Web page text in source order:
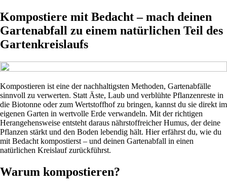
Kompostiere mit Bedacht – mach deinen
Gartenabfall zu einem natürlichen Teil des
Gartenkreislaufs
Kompostieren ist eine der nachhaltigsten Methoden, Gartenabfälle
sinnvoll zu verwerten. Statt Äste, Laub und verblühte Pflanzenreste in
die Biotonne oder zum Wertstoffhof zu bringen, kannst du sie direkt im
eigenen Garten in wertvolle Erde verwandeln. Mit der richtigen
Herangehensweise entsteht daraus nährstoffreicher Humus, der deine
Pflanzen stärkt und den Boden lebendig hält. Hier erfährst du, wie du
mit Bedacht kompostierst – und deinen Gartenabfall in einen
natürlichen Kreislauf zurückführst.
Warum kompostieren?